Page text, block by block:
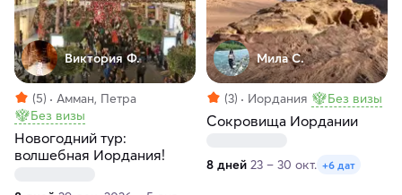
Виктория Ф.
(5)
Амман, Петра
Без визы
Новогодний тур:
волшебная Иордания!
Мила С.
(3) Иордания Без визы
Сокровища Иордании
8 дней 23 – 30 окт. +6 дат